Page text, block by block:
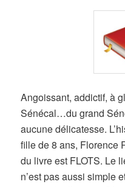
Angoissant, addictif, à
Sénécal…du grand
aucune délicatesse.
fille de 8 ans, Florence
du livre est FLOTS. Le
n’est pas aussi simple